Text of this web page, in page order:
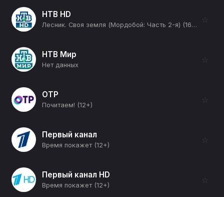
НТВ HD
Лесник. Своя земля (Мордобой: Часть 2-я) (16+)
☆
НТВ Мир
Нет данных
☆
ОТР
Почитаем! (12+)
☆
Первый канал
Время покажет (12+)
☆
Первый канал HD
Время покажет (12+)
☆